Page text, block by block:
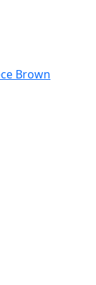
Brown